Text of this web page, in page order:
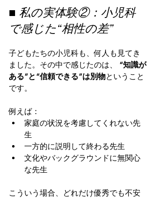
■ 私の実体験②：小児科
で感じた“相性の差”
子どもたちの小児科も、何人も見てき
ました。その中で感じたのは、 “知識が
ある”と“信頼できる”は別物ということ
です。
例えば：
家庭の状況を考慮してくれない先
生
一方的に説明して終わる先生
文化やバックグラウンドに無関心
な先生
こういう場合、どれだけ優秀でも不安